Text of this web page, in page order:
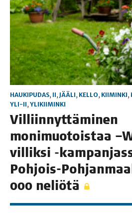
HAUKIPUDAS, II, JÄÄLI, KELLO, KIIMINKI,
YLI-II, YLIKIIMINKI
Vil­liin­nyt­tä­mi­nen
moni­muo­tois­taa
vil­lik­si
Poh­jois-
000 neliötä